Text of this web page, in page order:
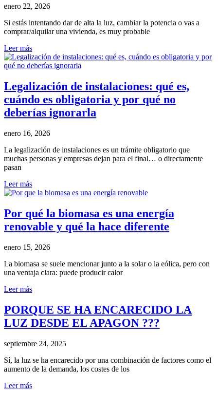
enero 22, 2026
Si estás intentando dar de alta la luz, cambiar la potencia o vas a
comprar/alquilar una vivienda, es muy probable
Leer más
Legalización de instalaciones: qué es,
cuándo es obligatoria y por qué no
deberías ignorarla
enero 16, 2026
La legalización de instalaciones es un trámite obligatorio que
muchas personas y empresas dejan para el final… o directamente
pasan
Leer más
Por qué la biomasa es una energía
renovable y qué la hace diferente
enero 15, 2026
La biomasa se suele mencionar junto a la solar o la eólica, pero con
una ventaja clara: puede producir calor
Leer más
PORQUE SE HA ENCARECIDO LA
LUZ DESDE EL APAGON ???
septiembre 24, 2025
Sí, la luz se ha encarecido por una combinación de factores como el
aumento de la demanda, los costes de los
Leer más